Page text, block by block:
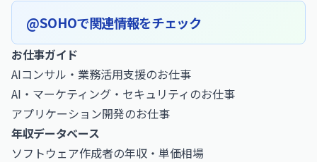
@SOHOで関連情報をチェック
お仕事ガイド
AIコンサル・業務活用支援のお仕事
AI・マーケティング・セキュリティのお仕事
アプリケーション開発のお仕事
年収データベース
ソフトウェア作成者の年収・単価相場